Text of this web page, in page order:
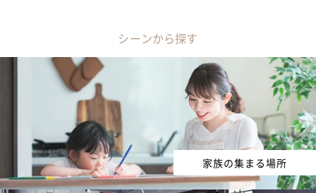
シーンから探す
家族の集まる場所